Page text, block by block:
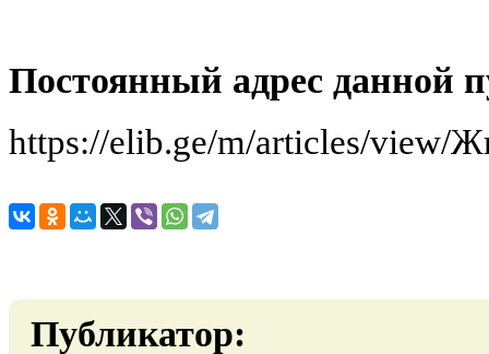
Постоянный адрес данной
https://elib.ge/m/articles/view/
Публикатор: